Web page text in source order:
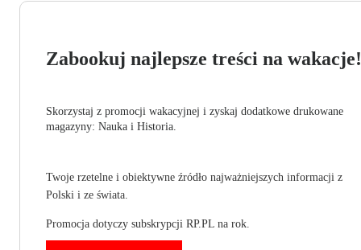
Zabookuj najlepsze treści na wakacje!
Skorzystaj z promocji wakacyjnej i zyskaj dodatkowe drukowane
magazyny: Nauka i Historia.
Twoje rzetelne i obiektywne źródło najważniejszych informacji z
Polski i ze świata.
Promocja dotyczy subskrypcji RP.PL na rok.